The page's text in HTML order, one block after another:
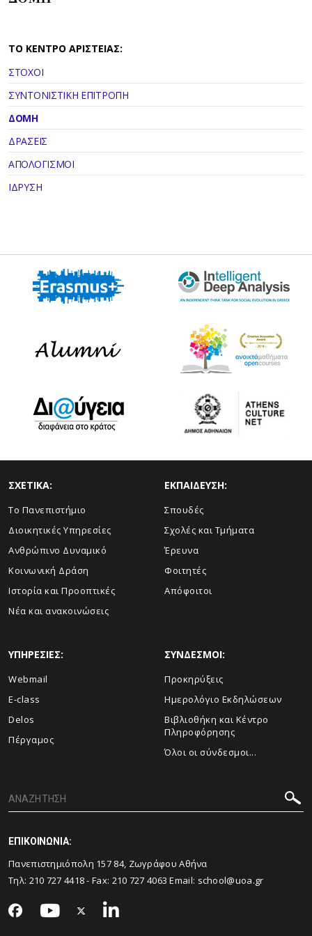
ΤΟ ΚΕΝΤΡΟ ΑΡΙΣΤΕΙΑΣ:
ΣΤΟΧΟΙ
ΣΥΝΤΟΝΙΣΤΙΚΗ ΕΠΙΤΡΟΠΗ
ΔΟΜΗ
ΔΡΑΣΕΙΣ
ΑΠΟΛΟΓΙΣΜΟΙ
ΙΔΡΥΣΗ
ΣΧΕΤΙΚΑ:
Το Πανεπιστήμιο
Διοικητικές Υπηρεσίες
Ανθρώπινο Δυναμικό
Κοινωνική Δράση
Ιστορία και Προοπτικές
Νέα και ανακοινώσεις
ΕΚΠΑΙΔΕΥΣΗ:
Σπουδές
Σχολές και Τμήματα
Έρευνα
Φοιτητές
Απόφοιτοι
ΥΠΗΡΕΣΙΕΣ:
Webmail
E-class
Delos
Πέργαμος
ΣΥΝΔΕΣΜΟΙ:
Προκηρύξεις
Ημερολόγιο Εκδηλώσεων
Βιβλιοθήκη και Κέντρο
Πληροφόρησης
Όλοι οι σύνδεσμοι...
ΕΠΙΚΟΙΝΩΝΙΑ:
Πανεπιστημιόπολη 157 84, Ζωγράφου Αθήνα
Τηλ: 210 727 4418- Fax: 210 727 4063 Email: school@uoa.gr